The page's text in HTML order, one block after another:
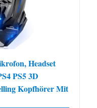
Headset
PS5 3D
Kopfhörer Mit